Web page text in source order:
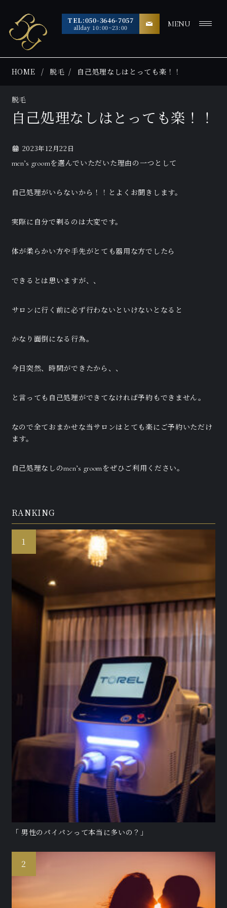
TEL:050-3646-7057
allday 10:00~23:00 MENU
HOME 脱毛 自己処理なしはとっても楽！！
脱毛
自己処理なしはとっても楽！！
2023年12月22日
men’s groomを選んでいただいた理由の一つとして
自己処理がいらないから！！とよくお聞きします。
実際に自分で剃るのは大変です。
体が柔らかい方や手先がとても器用な方でしたら
できるとは思いますが、、
サロンに行く前に必ず行わないといけないとなると
かなり面倒になる行為。
今日突然、時間ができたから、、
と言っても自己処理ができてなければ予約もできません。
なので全ておまかせな当サロンはとても楽にご予約いただけ
ます。
自己処理なしのmen’s groomをぜひご利用ください。
RANKING
「 男性のパイパンって本当に多いの？」